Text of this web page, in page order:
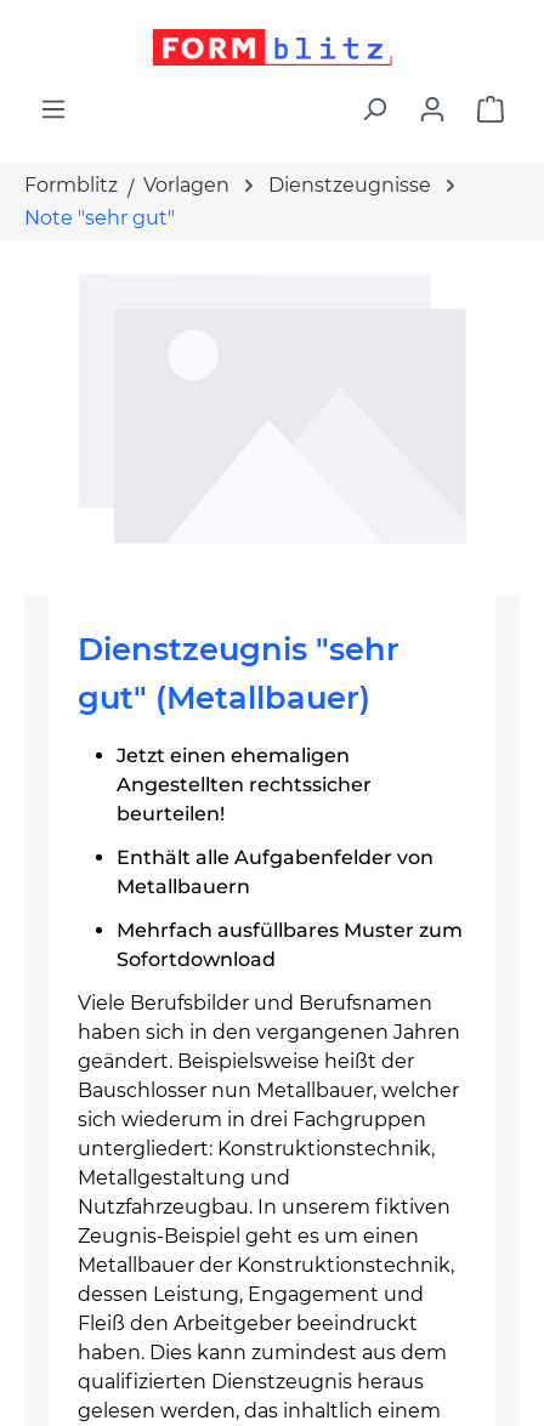
Formblitz Vorlagen
Dienstzeugnisse
Note "sehr gut"
Dienstzeugnis "sehr
gut" (Metallbauer)
Jetzt einen ehemaligen
Angestellten rechtssicher
beurteilen!
Enthält alle Aufgabenfelder von
Metallbauern
Mehrfach ausfüllbares Muster zum
Sofortdownload
Viele Berufsbilder und Berufsnamen
haben sich in den vergangenen Jahren
geändert. Beispielsweise heißt der
Bauschlosser nun Metallbauer, welcher
sich wiederum in drei Fachgruppen
untergliedert: Konstruktionstechnik,
Metallgestaltung und
Nutzfahrzeugbau. In unserem fiktiven
Zeugnis-Beispiel geht es um einen
Metallbauer der Konstruktionstechnik,
dessen Leistung, Engagement und
Fleiß den Arbeitgeber beeindruckt
haben. Dies kann zumindest aus dem
qualifizierten Dienstzeugnis heraus
gelesen werden, das inhaltlich einem